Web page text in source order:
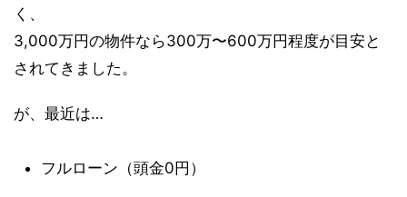
く、
3,000万円の物件なら300万〜600万円程度が目安と
されてきました。
が、最近は…
フルローン（頭金0円）